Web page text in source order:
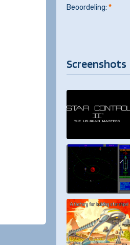
Beoordeling: *
Screenshots